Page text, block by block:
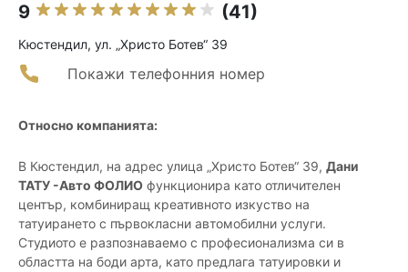
9 (41)
Кюстендил, ул. „Христо Ботев“ 39
Покажи телефонния номер
Относно компанията:
В Кюстендил, на адрес улица „Христо Ботев“ 39, Дани
ТАТУ -Авто ФОЛИО функционира като отличителен
център, комбиниращ креативното изкуство на
татуирането с първокласни автомобилни услуги.
Студиото е разпознаваемо с професионализма си в
областта на боди арта, като предлага татуировки и